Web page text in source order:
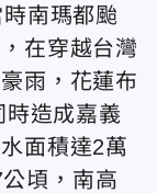
南瑪都颱
在穿越台灣
雨，花蓮布
造成嘉義
面積達2萬
頃，南高